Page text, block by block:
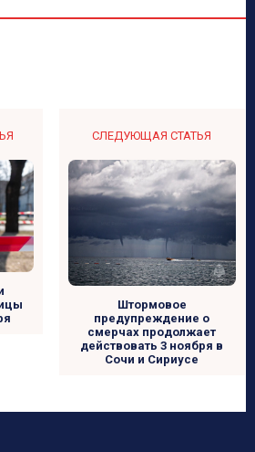
СЛЕДУЮЩАЯ СТАТЬЯ
Штормовое
предупреждение о
смерчах продолжает
действовать 3 ноября в
Сочи и Сириусе